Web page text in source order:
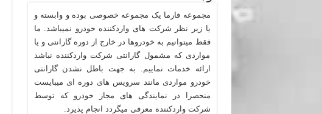
مجموعه فارما یک مجموعه خصوصی بوده و وابسته و
یا زیر نظر شرکت های واردکننده خودرو نمیباشد. ما
فقط میتوانیم به خودروها در خارج از دوره گارانتی و یا
مواردی که مشمول گارانتی شرکت واردکننده نباشد
ارائه خدمات نماییم. به جهت باطل نشدن گارانتی
خودرو مواردی مانند سرویس های دوره ای میبایست
منحصرا در نمایندگی های مجاز خودرو که توسط
شرکت واردکننده معرفی میگردد انجام پذیرد.